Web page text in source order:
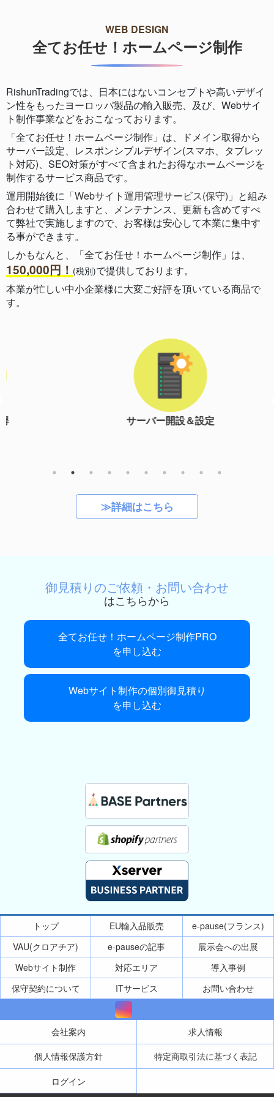
WEB DESIGN
全てお任せ！ホームページ制作
RishunTradingでは、日本にはないコンセプトや高いデザイ
ン性をもったヨーロッパ製品の輸入販売、及び、Webサイ
ト制作事業などをおこなっております。
「全てお任せ！ホームページ制作」は、ドメイン取得から
サーバー設定、レスポンシブルデザイン(スマホ、タブレッ
ト対応)、SEO対策がすべて含まれたお得なホームページを
制作するサービス商品です。
運用開始後に 「Webサイト運用管理サービス(保守)」 と組み
合わせて購入しますと、メンテナンス、更新も含めてすべ
て弊社で実施しますので、お客様は安心して本業に集中す
る事ができます。
しかもなんと、「全てお任せ！ホームページ制作」は、
150,000円！ (税別)で提供しております。
本業が忙しい中小企業様に大変ご好評を頂いている商品で
す。
サーバー開設＆設定
≫詳細はこちら
御見積りのご依頼・お問い合わせ
はこちらから
全てお任せ！ホームページ制作PRO
を申し込む
Webサイト制作の個別御見積り
を申し込む
トップ EU輸入品販売
e-pause(フランス)
VAU(クロアチア)
e-pauseの記事
展示会への出展
Webサイト制作
対応エリア
導入事例
保守契約について
ITサービス お問い合わせ
会社案内
求人情報
個人情報保護方針
特定商取引法に基づく表記
ログイン